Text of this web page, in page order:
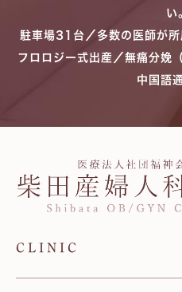
い
駐車場31台／多数の医師が
フロロジー式出産／無痛分娩
中国語
CLINIC